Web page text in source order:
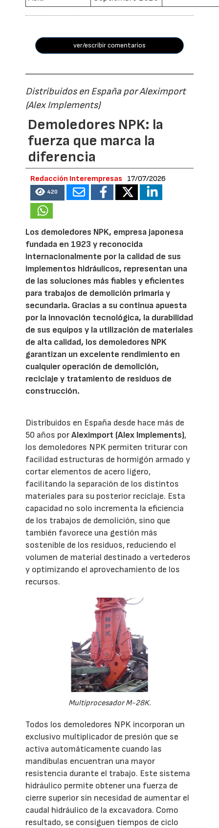
ver/escribir comentarios
Distribuidos en España por Aleximport
(Alex Implements)
Demoledores NPK: la
fuerza que marca la
diferencia
Redacción Interempresas 17/07/2026
420
Los demoledores NPK, empresa japonesa
fundada en 1923 y reconocida
internacionalmente por la calidad de sus
implementos hidráulicos, representan una
de las soluciones más fiables y eficientes
para trabajos de demolición primaria y
secundaria. Gracias a su continua apuesta
por la innovación tecnológica, la durabilidad
de sus equipos y la utilización de materiales
de alta calidad, los demoledores NPK
garantizan un excelente rendimiento en
cualquier operación de demolición,
reciclaje y tratamiento de residuos de
construcción.
Distribuidos en España desde hace más de
50 años porAleximport (Alex Implements),
los demoledores NPK permiten triturar con
facilidad estructuras de hormigón armado y
cortar elementos de acero ligero,
facilitando la separación de los distintos
materiales para su posterior reciclaje. Esta
capacidad no solo incrementa la eficiencia
de los trabajos de demolición, sino que
también favorece una gestión más
sostenible de los residuos, reduciendo el
volumen de material destinado a vertederos
y optimizando el aprovechamiento de los
recursos.
Multiprocesador M-28K.
Todos los demoledores NPK incorporan un
exclusivo multiplicador de presión que se
activa automáticamente cuando las
mandíbulas encuentran una mayor
resistencia durante el trabajo. Este sistema
hidráulico permite obtener una fuerza de
cierre superior sin necesidad de aumentar el
caudal hidráulico de la excavadora. Como
resultado, se consiguen tiempos de ciclo